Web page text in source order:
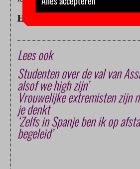
HOP/BB
Lees ook
Studenten over de val van
alsof we high zijn’
Vrouwelijke extremisten zijn
je denkt
‘Zelfs in Spanje ben ik op
begeleid’